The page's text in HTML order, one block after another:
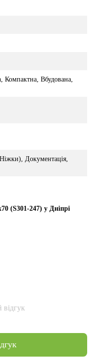
Компактна, Вбудована,
Документація,
(S301-247) у Дніпрі